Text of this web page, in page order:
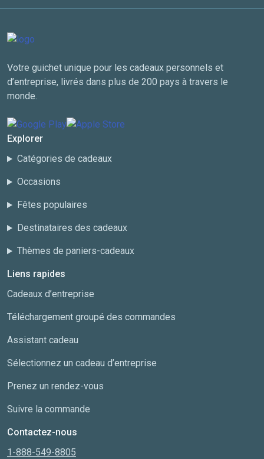
Votre guichet unique pour les cadeaux personnels et
d’entreprise, livrés dans plus de 200 pays à travers le
monde.
Explorer
Catégories de cadeaux
Occasions
Fêtes populaires
Destinataires des cadeaux
Thèmes de paniers-cadeaux
Liens rapides
Cadeaux d’entreprise
Téléchargement groupé des commandes
Assistant cadeau
Sélectionnez un cadeau d’entreprise
Prenez un rendez-vous
Suivre la commande
Contactez-nous
1-888-549-8805